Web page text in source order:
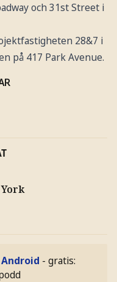
och 31st Street i
28&7 i
på 417 Park Avenue.
Android - gratis: